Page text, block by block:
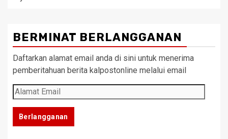
BERMINAT BERLANGGANAN
Daftarkan alamat email anda di sini untuk menerima
pemberitahuan berita kalpostonline melalui email
Alamat
Email
Berlangganan